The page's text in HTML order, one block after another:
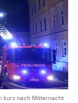
kurz nach Mitternacht